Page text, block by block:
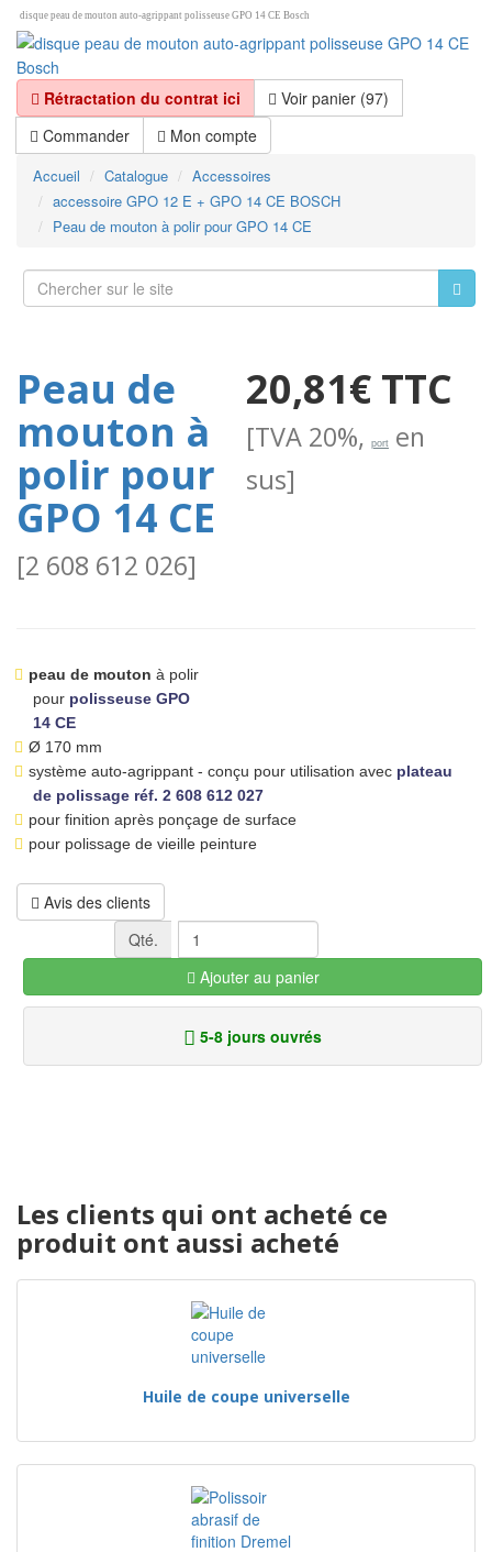
disque peau de mouton auto-agrippant polisseuse GPO 14 CE Bosch
Rétractation du contrat ici
Voir panier (97)
Commander
Mon compte
Accueil Catalogue
Accessoires
accessoire GPO 12 E + GPO 14 CE BOSCH
Peau de mouton à polir pour GPO 14 CE
20,81€ TTC
[TVA 20%, port
en
sus]
Peau de
mouton à
polir pour
GPO 14 CE
[2 608 612 026]
peau de mouton à polir
pour polisseuse GPO
14 CE
Ø 170 mm
système auto-agrippant - conçu pour utilisation avec plateau
de polissage réf. 2 608 612 027
pour finition après ponçage de surface
pour polissage de vieille peinture
Avis des clients
Qté.
Ajouter au panier
5-8 jours ouvrés
Les clients qui ont acheté ce
produit ont aussi acheté
Huile de coupe universelle